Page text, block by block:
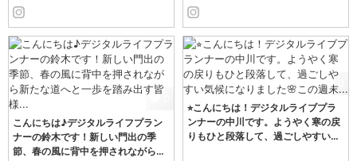
0
こんにちは♪デジタルライフプラン
ナーの鈴木です！新しい門出の季
節、春の風に背中を押されながら…
0
⭐︎こんにちは！デジタルライブプラ
ンナーの中川です。ようやく寒の戻
りもひと段落して、過ごしやすい…